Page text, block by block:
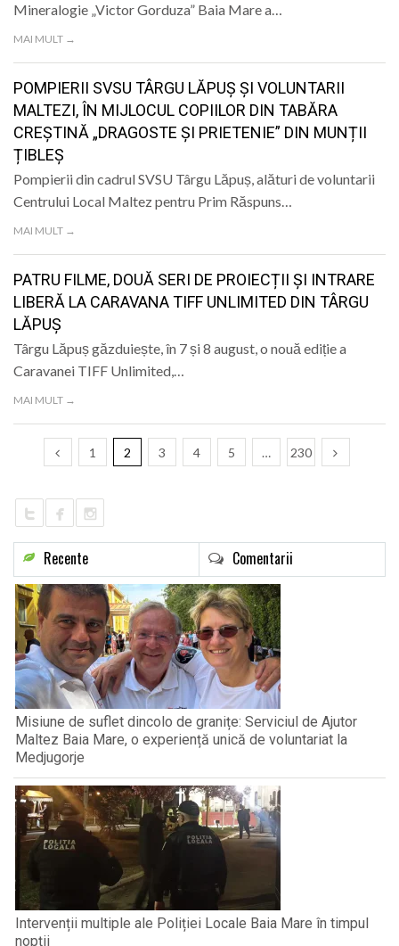
Mineralogie „Victor Gorduza” Baia Mare a…
MAI MULT →
POMPIERII SVSU TÂRGU LĂPUȘ ȘI VOLUNTARII
MALTEZI, ÎN MIJLOCUL COPIILOR DIN TABĂRA
CREȘTINĂ „DRAGOSTE ȘI PRIETENIE” DIN MUNȚII
ȚIBLEȘ
Pompierii din cadrul SVSU Târgu Lăpuș, alături de voluntarii
Centrului Local Maltez pentru Prim Răspuns…
MAI MULT →
PATRU FILME, DOUĂ SERI DE PROIECȚII ȘI INTRARE
LIBERĂ LA CARAVANA TIFF UNLIMITED DIN TÂRGU
LĂPUȘ
Târgu Lăpuș găzduiește, în 7 și 8 august, o nouă ediție a
Caravanei TIFF Unlimited,…
MAI MULT →
1 2 3 4 5 … 230
Recente Comentarii
Misiune de suflet dincolo de granițe: Serviciul de Ajutor
Maltez Baia Mare, o experiență unică de voluntariat la
Medjugorje
Intervenții multiple ale Poliției Locale Baia Mare în timpul
nopții